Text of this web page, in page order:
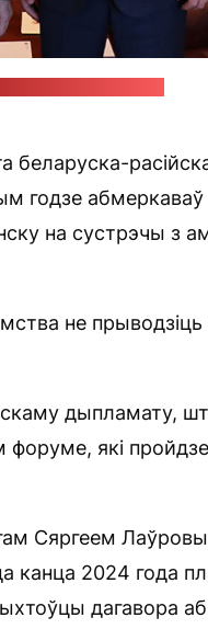
беларуска-
годзе
на сустрэчы з
не прыводзіць
дыпламату,
форуме, які
Сяргеем
канца 2024 года
дагавора